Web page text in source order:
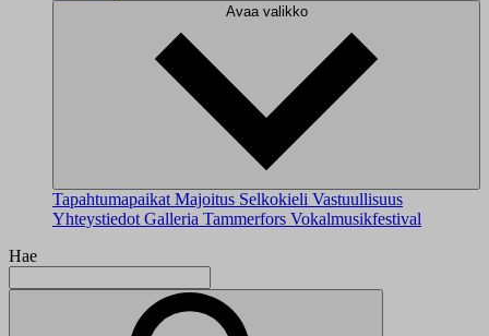
Avaa valikko
Tapahtumapaikat Majoitus Selkokieli Vastuullisuus
Yhteystiedot Galleria Tammerfors Vokalmusikfestival
Hae